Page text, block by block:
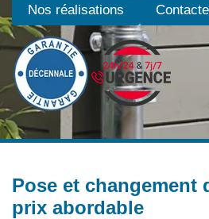
Nos réalisations
Pose et changement
prix abordable